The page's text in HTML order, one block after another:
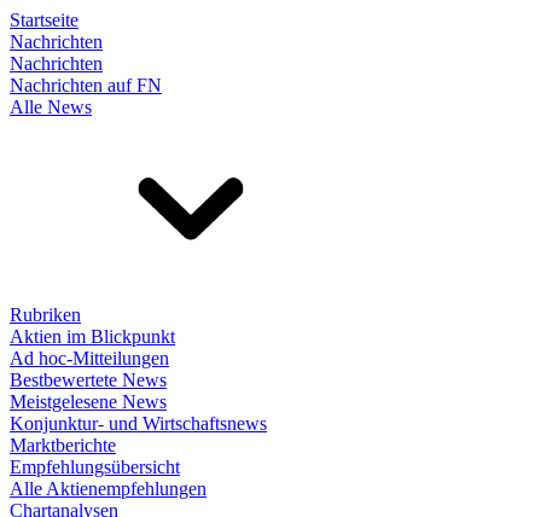
Startseite
Nachrichten
Nachrichten
Nachrichten auf FN
Alle News
Rubriken
Aktien im Blickpunkt
Ad hoc-Mitteilungen
Bestbewertete News
Meistgelesene News
Konjunktur- und Wirtschaftsnews
Marktberichte
Empfehlungsübersicht
Alle Aktienempfehlungen
Chartanalysen